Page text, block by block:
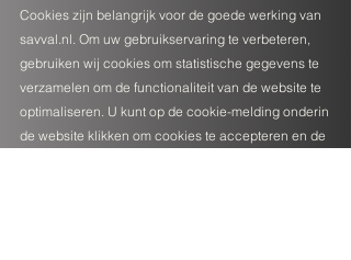
Cookies zijn belangrijk voor de goede werking van
savval.nl. Om uw gebruikservaring te verbeteren,
gebruiken wij cookies om statistische gegevens te
verzamelen om de functionaliteit van de website te
optimaliseren. U kunt op de cookie-melding onderin
de website klikken om cookies te accepteren en de